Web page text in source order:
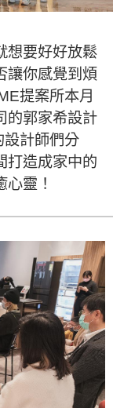
想要好好放鬆
讓你感覺到煩
提案所本月
的郭家希設計
設計師們分
打造成家中的
靈！